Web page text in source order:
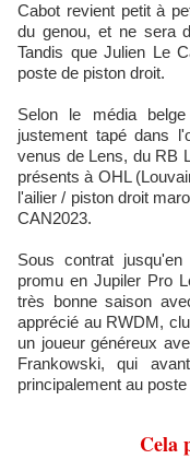
Cabot revient petit à
du genou, et ne sera
Tandis que Julien Le
poste de piston droit.
Selon le média belge
justement tapé dans
venus de Lens, du RB
présents à OHL
l'ailier / piston droit
CAN2023.
Sous contrat
promu en Jupiler Pro
très bonne saison
apprécié au RWDM,
un joueur généreux
Frankowski, qui
principalement au poste
Cela